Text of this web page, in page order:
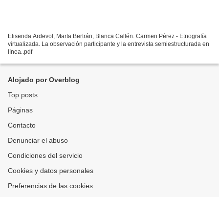
Elisenda Ardevol, Marta Bertrán, Blanca Callén. Carmen Pérez - Etnografía
virtualizada. La observación participante y la entrevista semiestructurada en
línea..pdf
Alojado por Overblog
Top posts
Páginas
Contacto
Denunciar el abuso
Condiciones del servicio
Cookies y datos personales
Preferencias de las cookies